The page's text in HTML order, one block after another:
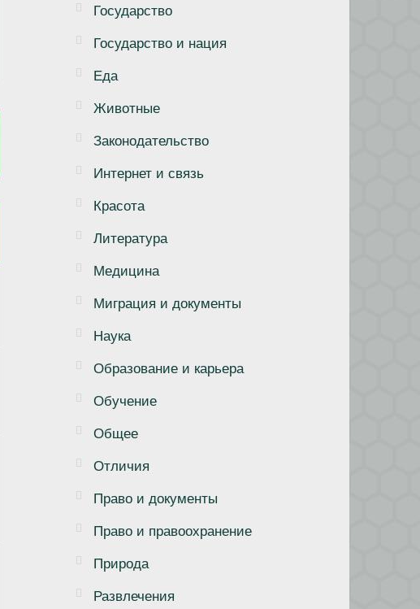
Государство
Государство и нация
Еда
Животные
Законодательство
Интернет и связь
Красота
Литература
Медицина
Миграция и документы
Наука
Образование и карьера
Обучение
Общее
Отличия
Право и документы
Право и правоохранение
Природа
Развлечения